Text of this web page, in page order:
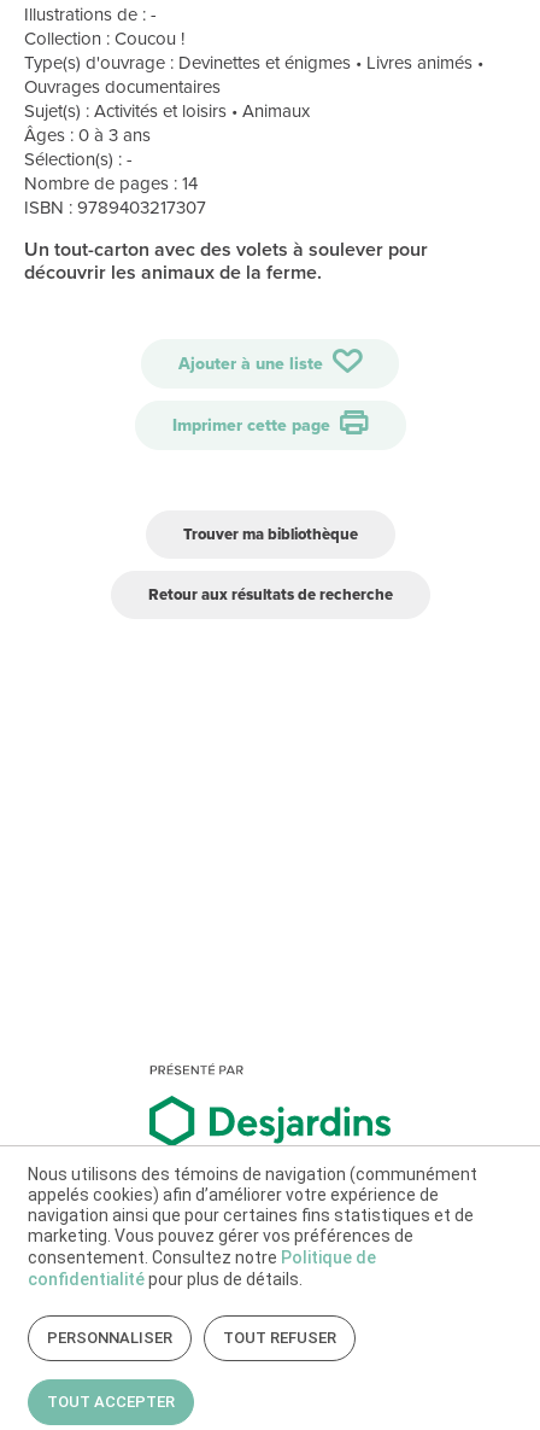
Illustrations de : -
Collection : Coucou !
Type(s) d'ouvrage : Devinettes et énigmes • Livres animés •
Ouvrages documentaires
Sujet(s) : Activités et loisirs • Animaux
Âges : 0 à 3 ans
Sélection(s) : -
Nombre de pages : 14
ISBN : 9789403217307
Un tout-carton avec des volets à soulever pour
découvrir les animaux de la ferme.
Ajouter à une liste
Imprimer cette page
Trouver ma bibliothèque
Retour aux résultats de recherche
Nous utilisons des témoins de navigation (communément
appelés cookies) afin d’améliorer votre expérience de
navigation ainsi que pour certaines fins statistiques et de
marketing. Vous pouvez gérer vos préférences de
consentement. Consultez notre Politique de
confidentialitépour plus de détails.
PERSONNALISER TOUT REFUSER
TOUT ACCEPTER